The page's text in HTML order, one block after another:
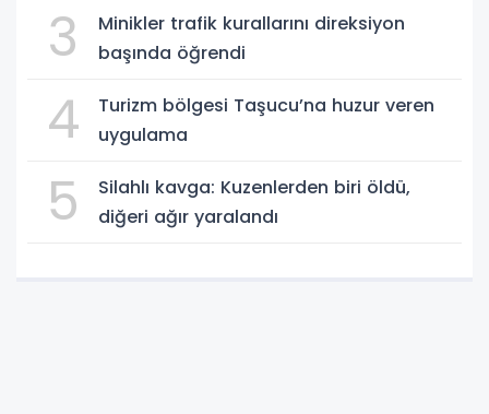
3
Minikler trafik kurallarını direksiyon
başında öğrendi
4
Turizm bölgesi Taşucu’na huzur veren
uygulama
5
Silahlı kavga: Kuzenlerden biri öldü,
diğeri ağır yaralandı